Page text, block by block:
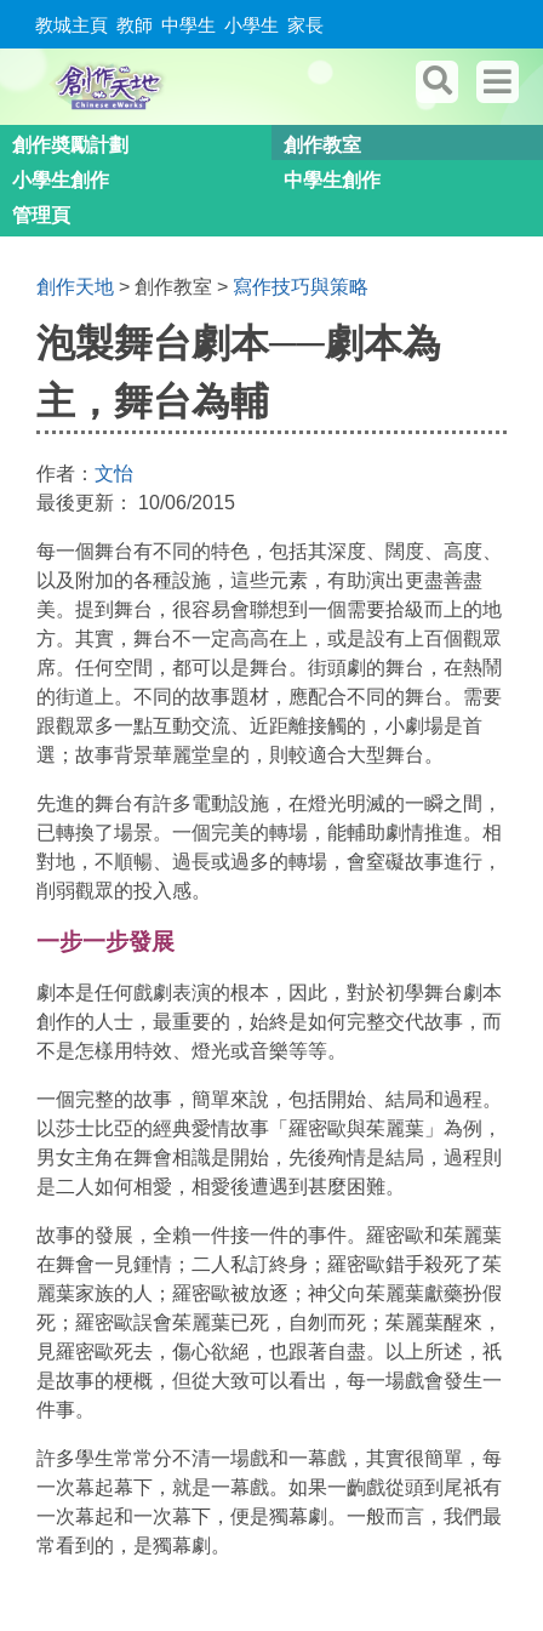
教城主頁 教師 中學生 小學生 家長
創作奬勵計劃
創作教室
小學生創作
中學生創作
管理頁
You are here
創作天地 > 創作教室 > 寫作技巧與策略
泡製舞台劇本──劇本為
主，舞台為輔
作者： 文怡
最後更新：
10/06/2015
每一個舞台有不同的特色，包括其深度、闊度、高度、
以及附加的各種設施，這些元素，有助演出更盡善盡
美。提到舞台，很容易會聯想到一個需要拾級而上的地
方。其實，舞台不一定高高在上，或是設有上百個觀眾
席。任何空間，都可以是舞台。街頭劇的舞台，在熱鬧
的街道上。不同的故事題材，應配合不同的舞台。需要
跟觀眾多一點互動交流、近距離接觸的，小劇場是首
選；故事背景華麗堂皇的，則較適合大型舞台。
先進的舞台有許多電動設施，在燈光明滅的一瞬之間，
已轉換了場景。一個完美的轉場，能輔助劇情推進。相
對地，不順暢、過長或過多的轉場，會窒礙故事進行，
削弱觀眾的投入感。
一步一步發展
劇本是任何戲劇表演的根本，因此，對於初學舞台劇本
創作的人士，最重要的，始終是如何完整交代故事，而
不是怎樣用特效、燈光或音樂等等。
一個完整的故事，簡單來說，包括開始、結局和過程。
以莎士比亞的經典愛情故事「羅密歐與茱麗葉」為例，
男女主角在舞會相識是開始，先後殉情是結局，過程則
是二人如何相愛，相愛後遭遇到甚麼困難。
故事的發展，全賴一件接一件的事件。羅密歐和茱麗葉
在舞會一見鍾情；二人私訂終身；羅密歐錯手殺死了茱
麗葉家族的人；羅密歐被放逐；神父向茱麗葉獻藥扮假
死；羅密歐誤會茱麗葉已死，自刎而死；茱麗葉醒來，
見羅密歐死去，傷心欲絕，也跟著自盡。以上所述，祇
是故事的梗概，但從大致可以看出，每一場戲會發生一
件事。
許多學生常常分不清一場戲和一幕戲，其實很簡單，每
一次幕起幕下，就是一幕戲。如果一齣戲從頭到尾祇有
一次幕起和一次幕下，便是獨幕劇。一般而言，我們最
常看到的，是獨幕劇。